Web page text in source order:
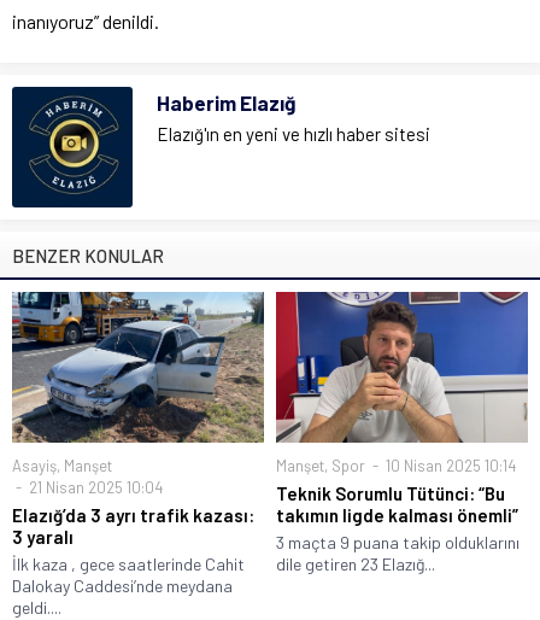
inanıyoruz” denildi.
Haberim Elazığ
Elazığ'ın en yeni ve hızlı haber sitesi
BENZER KONULAR
Asayiş, Manşet
21 Nisan 2025 10:04
Elazığ’da 3 ayrı trafik kazası:
3 yaralı
İlk kaza , gece saatlerinde Cahit
Dalokay Caddesi’nde meydana
geldi....
Manşet, Spor 10 Nisan 2025 10:14
Teknik Sorumlu Tütünci: “Bu
takımın ligde kalması önemli”
3 maçta 9 puana takip olduklarını
dile getiren 23 Elazığ...